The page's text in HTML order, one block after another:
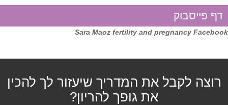
דיקור
דיקור אוזן
דיקור לילדים ולתינוקות
טווינה
דף פייסבוק
Sara Maoz fertility and pregnancy Facebook
רוצה לקבל את המדריך שיעזור לך להכין
את גופך להריון?